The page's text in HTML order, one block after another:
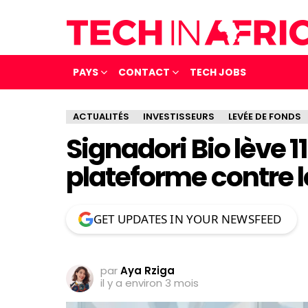
PAYS CONTACT TECH JOBS
ACTUALITÉS INVESTISSEURS LEVÉE DE FONDS
Signadori Bio lève
plateforme contre
GET UPDATES IN YOUR NEWSFEED
parAya Rziga
il y a environ 3 mois